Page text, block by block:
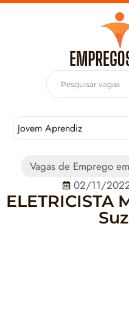
Jovem Aprendiz
Vagas de Emprego
02/11/
ELETRICISTA